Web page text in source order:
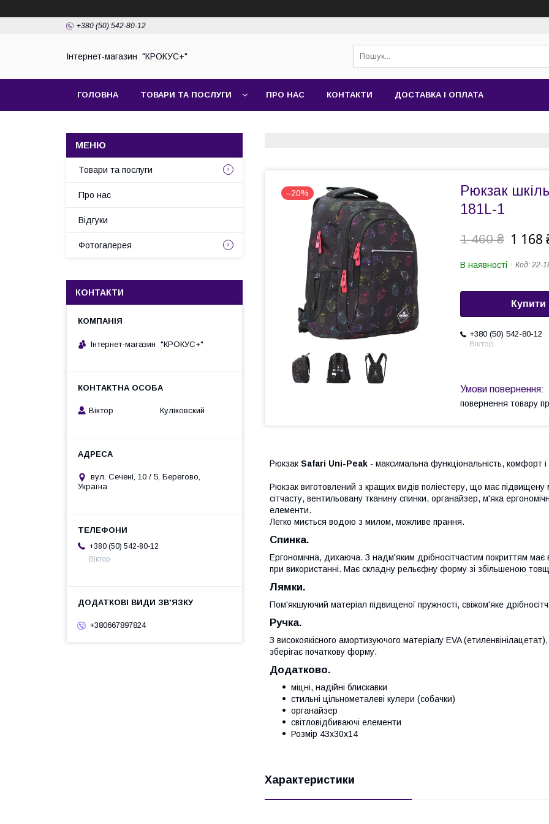
+380 (50) 542-80-12
Інтернет-магазин "КРОКУС+"
ГОЛОВНА ТОВАРИ ТА ПОСЛУГИ ПРО НАС КОНТАКТИ ДОСТАВКА І ОПЛАТА
–20%
Рюкзак
181L-1
1 460 ₴ 1 168
В наявності Код: 22-
Купити
+380 (50) 542-80-12
Віктор
повернення товару
Рюкзак Safari Uni-Peak - максимальна функціональність, комфорт і
Рюкзак виготовлений з кращих видів поліестеру, що має підвищену
сітчасту, вентильовану тканину спинки, органайзер, м'яка
елементи.
Легко миється водою з милом, можливе прання.
Спинка.
Ергономічна, дихаюча. З надм'яким дрібносітчастим покриттям має
при використанні. Має складну рельєфну форму зі збільшеною
Лямки.
Пом'якшуючий матеріал підвищеної пружності, свіжом'яке
Ручка.
З високоякісного амортизуючого матеріалу EVA
зберігає початкову форму.
Додатково.
міцні, надійні блискавки
стильні цільнометалеві кулери (собачки)
органайзер
світловідбиваючі елементи
Розмір 43x30x14
Характеристики
Товари та послуги
Про нас
Відгуки
Фотогалерея
КОНТАКТИ
Інтернет-магазин "КРОКУС+"
Віктор Куліковский
вул. Сечені, 10 / 5, Берегово,
Україна
+380 (50) 542-80-12
Віктор
+380667897824